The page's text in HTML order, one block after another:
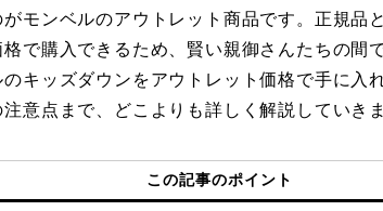
モンベルのアウトレット商品です。正規品
で購入できるため、賢い親御さんたちの間
キッズダウンをアウトレット価格で手に入
意点まで、どこよりも詳しく解説していきま
この記事のポイント